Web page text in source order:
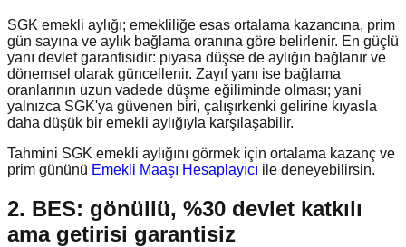
SGK emekli aylığı; emekliliğe esas ortalama kazancına, prim
gün sayına ve aylık bağlama oranına göre belirlenir. En güçlü
yanı devlet garantisidir: piyasa düşse de aylığın bağlanır ve
dönemsel olarak güncellenir. Zayıf yanı ise bağlama
oranlarının uzun vadede düşme eğiliminde olması; yani
yalnızca SGK'ya güvenen biri, çalışırkenki gelirine kıyasla
daha düşük bir emekli aylığıyla karşılaşabilir.
Tahmini SGK emekli aylığını görmek için ortalama kazanç ve
prim gününü Emekli Maaşı Hesaplayıcı ile deneyebilirsin.
2. BES: gönüllü, %30 devlet katkılı
ama getirisi garantisiz